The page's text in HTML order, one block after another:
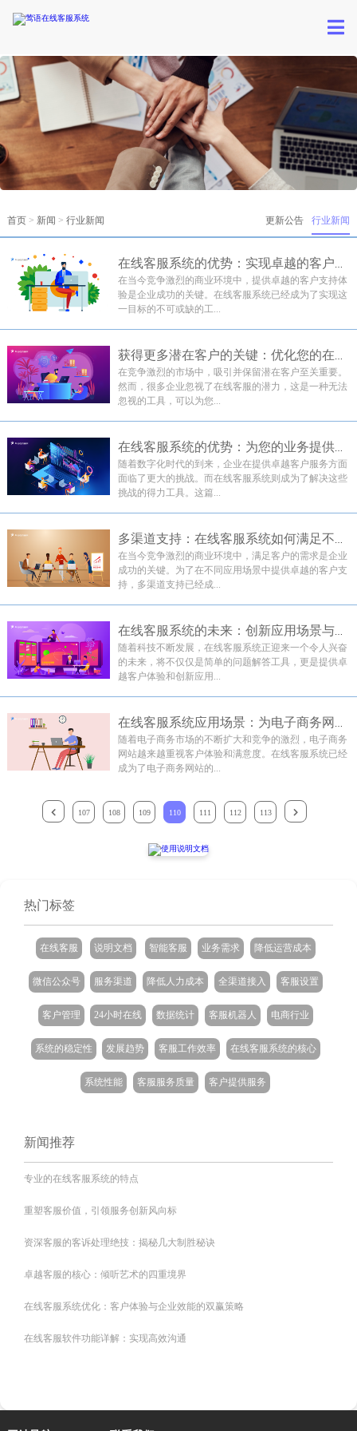
行业新闻
更新公告
首页> 新闻 > 行业新闻
在当今竞争激烈的商业环境中，提供卓越的客户支持体
验是企业成功的关键。在线客服系统已经成为了实现这
一目标的不可或缺的工...
在竞争激烈的市场中，吸引并保留潜在客户至关重要。
然而，很多企业忽视了在线客服的潜力，这是一种无法
忽视的工具，可以为您...
在线客服系统的优势：为您的业务提供即时支持
随着数字化时代的到来，企业在提供卓越客户服务方面
面临了更大的挑战。而在线客服系统则成为了解决这些
挑战的得力工具。这篇...
在当今竞争激烈的商业环境中，满足客户的需求是企业
成功的关键。为了在不同应用场景中提供卓越的客户支
持，多渠道支持已经成...
随着科技不断发展，在线客服系统正迎来一个令人兴奋
的未来，将不仅仅是简单的问题解答工具，更是提供卓
越客户体验和创新应用...
随着电子商务市场的不断扩大和竞争的激烈，电子商务
网站越来越重视客户体验和满意度。在线客服系统已经
成为了电子商务网站的...
107 108 109 110 111 112 113
热门标签
在线客服 说明文档 智能客服 业务需求 降低运营成本
微信公众号 服务渠道 降低人力成本 全渠道接入 客服设置
客户管理 24小时在线 数据统计 客服机器人 电商行业
系统的稳定性 发展趋势 客服工作效率 在线客服系统的核心
系统性能 客服服务质量 客户提供服务
新闻推荐
专业的在线客服系统的特点
重塑客服价值，引领服务创新风向标
资深客服的客诉处理绝技：揭秘几大制胜秘诀
卓越客服的核心：倾听艺术的四重境界
在线客服系统优化：客户体验与企业效能的双赢策略
在线客服软件功能详解：实现高效沟通